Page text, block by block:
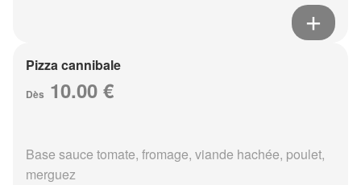
Pizza cannibale
Dès 10.00 €
Base sauce tomate, fromage, viande hachée, poulet,
merguez